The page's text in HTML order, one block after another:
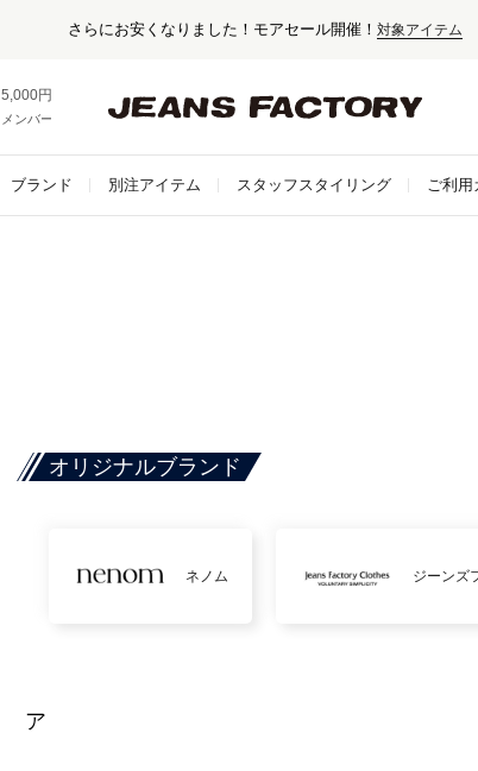
5,000円以上お買い上げで送料無料！
メンバー登録でお得な情報をゲット。さらに詳しく
ブランド 別注アイテム スタッフスタイリング ご利用
オリジナルブランド
ネノム ジーンズ
ア